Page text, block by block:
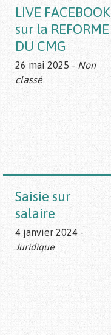
LIVE FACEBOOK
sur la REFORME
DU CMG
26 mai 2025 - Non
classé
Saisie sur
salaire
4 janvier 2024 -
Juridique